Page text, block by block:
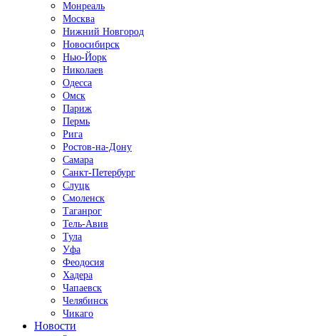
Монреаль
Москва
Нижний Новгород
Новосибирск
Нью-Йорк
Николаев
Одесса
Омск
Париж
Пермь
Рига
Ростов-на-Дону
Самара
Санкт-Петербург
Слуцк
Смоленск
Таганрог
Тель-Авив
Тула
Уфа
Феодосия
Хадера
Чапаевск
Челябинск
Чикаго
Новости